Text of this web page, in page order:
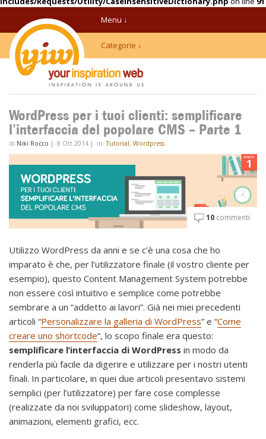
Menu ↓
Categorie ↓
WordPress per i tuoi clienti: semplificare
l’interfaccia del popolare CMS – Parte 1
di Niki Rocco | 8 Ott 2014 | in:Tutorial, Wordpress
10 commenti
Utilizzo WordPress da anni e se c’è una cosa che ho
imparato è che, per l’utilizzatore finale (il vostro cliente per
esempio), questo Content Management System potrebbe
non essere così intuitivo e semplice come potrebbe
sembrare a un “addetto ai lavori”. Già nei miei precedenti
articoli “Personalizzare la galleria di WordPress” e “Come
creare uno shortcode“, lo scopo finale era questo:
semplificare l’interfaccia di WordPress in modo da
renderla più facile da digerire e utilizzare per i nostri utenti
finali. In particolare, in quei due articoli presentavo sistemi
semplici (per l’utilizzatore) per fare cose complesse
(realizzate da noi sviluppatori) come slideshow, layout,
animazioni, elementi grafici, ecc.